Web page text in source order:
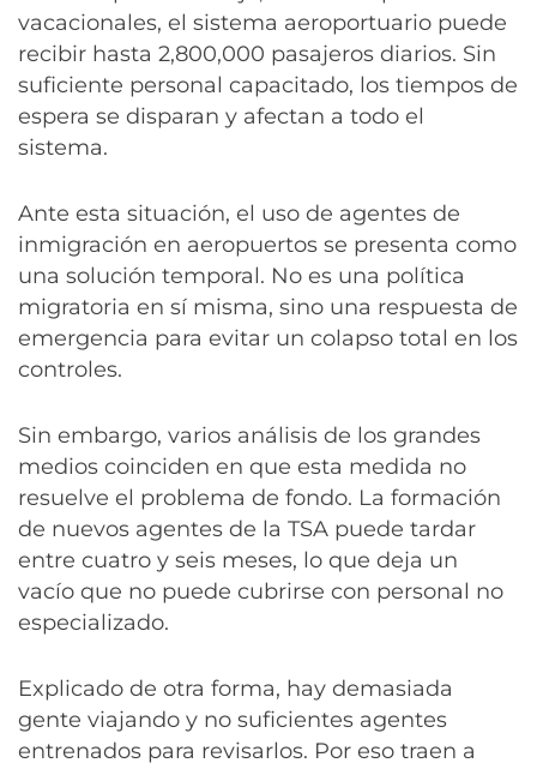
vacacionales, el sistema aeroportuario puede
recibir hasta 2,800,000 pasajeros diarios. Sin
suficiente personal capacitado, los tiempos de
espera se disparan y afectan a todo el
sistema.
Ante esta situación, el uso de agentes de
inmigración en aeropuertos se presenta como
una solución temporal. No es una política
migratoria en sí misma, sino una respuesta de
emergencia para evitar un colapso total en los
controles.
Sin embargo, varios análisis de los grandes
medios coinciden en que esta medida no
resuelve el problema de fondo. La formación
de nuevos agentes de la TSA puede tardar
entre cuatro y seis meses, lo que deja un
vacío que no puede cubrirse con personal no
especializado.
Explicado de otra forma, hay demasiada
gente viajando y no suficientes agentes
entrenados para revisarlos. Por eso traen a